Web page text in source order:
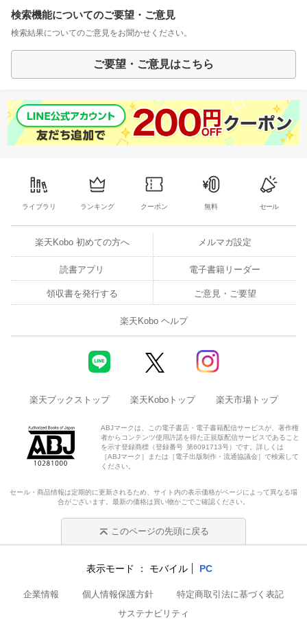
検索機能についてのご要望・ご意見
検索結果についてのご意見をお聞かせください。
ご要望・ご意見はこちら
ライブラリ ランキング クーポン 無料 セール
楽天Kobo 初めての方へ メルマガ設定
読書アプリ 電子書籍リーダー
領収書を発行する ご意見・ご要望
楽天Kobo ヘルプ
楽天ブックストップ 楽天Koboトップ 楽天市場トップ
ABJマークは、この電子書店・電子書籍配信サービスが、著作権
者からコンテンツ使用許諾を得た正規版配信サービスであること
を示す登録商標（登録番号 第6091713号）です。詳しくは
［ABJマーク］または［電子出版制作・流通協議会］で検索して
ください。
セール・商品情報は定期的に更新されるため、サイト内の表示価格がページによって異なる場
合がございます。最新の価格は買い物かごでご確認ください。
このページの先頭に戻る
表示モード モバイル PC
企業情報 個人情報保護方針
特定商取引法に基づく表記
サステナビリティ